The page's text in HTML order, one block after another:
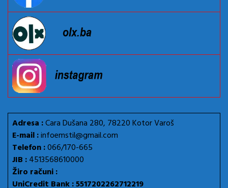
Adresa :Cara Dušana 280, 78220 Kotor Varoš
E-mail :infoemstil@gmail.com
Telefon :066/170-665
JIB :4513568610000
Žiro računi :
UniCredit Bank : 5517202262712219